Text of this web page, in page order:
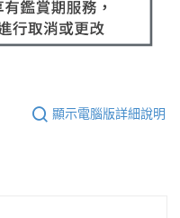
顯示電腦版詳細說明